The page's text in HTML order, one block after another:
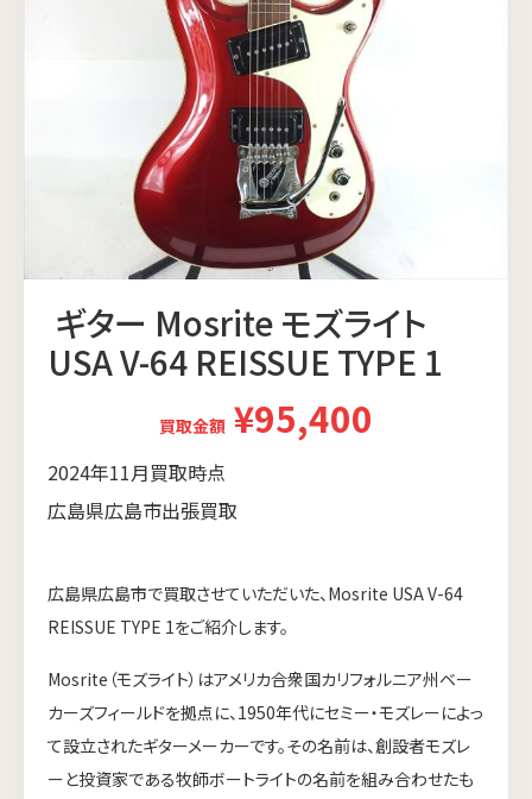
ギター Mosrite モズライト
USA V-64 REISSUE TYPE 1
買取金額 ¥95,400
2024年11月買取時点
広島県広島市出張買取
広島県広島市で買取させていただいた、Mosrite USA V-64
REISSUE TYPE 1をご紹介します。
Mosrite（モズライト）はアメリカ合衆国カリフォルニア州ベー
カーズフィールドを拠点に、1950年代にセミー・モズレーによっ
て設立されたギターメーカーです。その名前は、創設者モズレ
ーと投資家である牧師ボートライトの名前を組み合わせたも